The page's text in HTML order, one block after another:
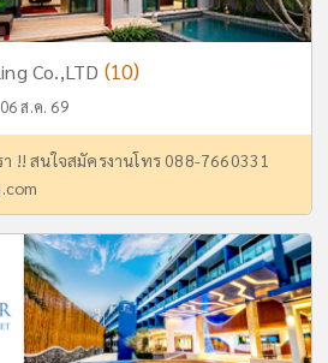
Co.,LTD (10)
ส.ค. 69
!! สนใจสมัครงานโทร 088-7660331